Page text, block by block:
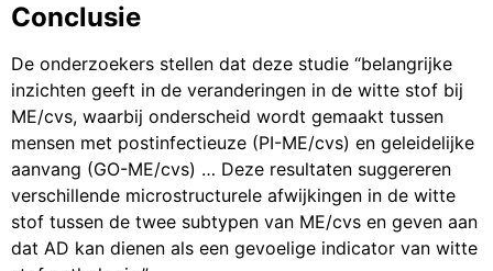
Conclusie
De onderzoekers stellen dat deze studie “belangrijke
inzichten geeft in de veranderingen in de witte stof bij
ME/cvs, waarbij onderscheid wordt gemaakt tussen
mensen met postinfectieuze (PI-ME/cvs) en geleidelijke
aanvang (GO-ME/cvs) … Deze resultaten suggereren
verschillende microstructurele afwijkingen in de witte
stof tussen de twee subtypen van ME/cvs en geven aan
dat AD kan dienen als een gevoelige indicator van witte